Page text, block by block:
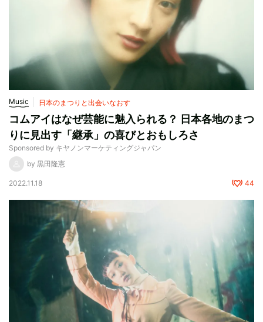
Music 日本のまつりと出会いなおす
コムアイはなぜ芸能に魅入られる？ 日本各地のまつ
りに見出す「継承」の喜びとおもしろさ
Sponsored by キヤノンマーケティングジャパン
by 黒田隆憲
2022.11.18 44